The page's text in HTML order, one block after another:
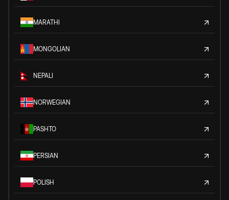
MARATHI
MONGOLIAN
NEPALI
NORWEGIAN
PASHTO
PERSIAN
POLISH